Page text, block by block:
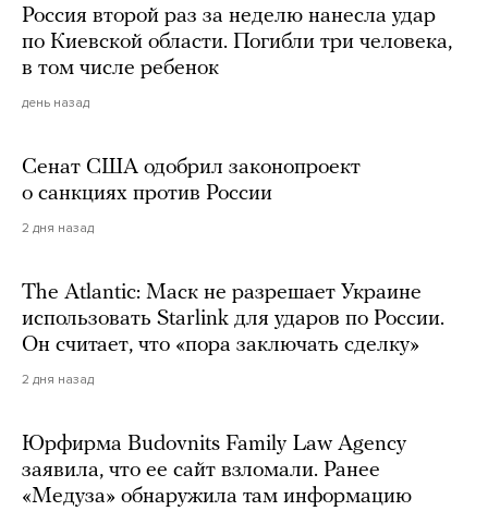
Россия второй раз за неделю нанесла удар
по Киевской области. Погибли три человека,
в том числе ребенок
день назад
Сенат США одобрил законопроект
о санкциях против России
2 дня назад
The Atlantic: Маск не разрешает Украине
использовать Starlink для ударов по России.
Он считает, что «пора заключать сделку»
2 дня назад
Юрфирма Budovnits Family Law Agency
заявила, что ее сайт взломали. Ранее
«Медуза» обнаружила там информацию